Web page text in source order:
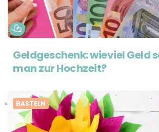
Geldgeschenk: wieviel Geld
man zur Hochzeit?
BASTELN